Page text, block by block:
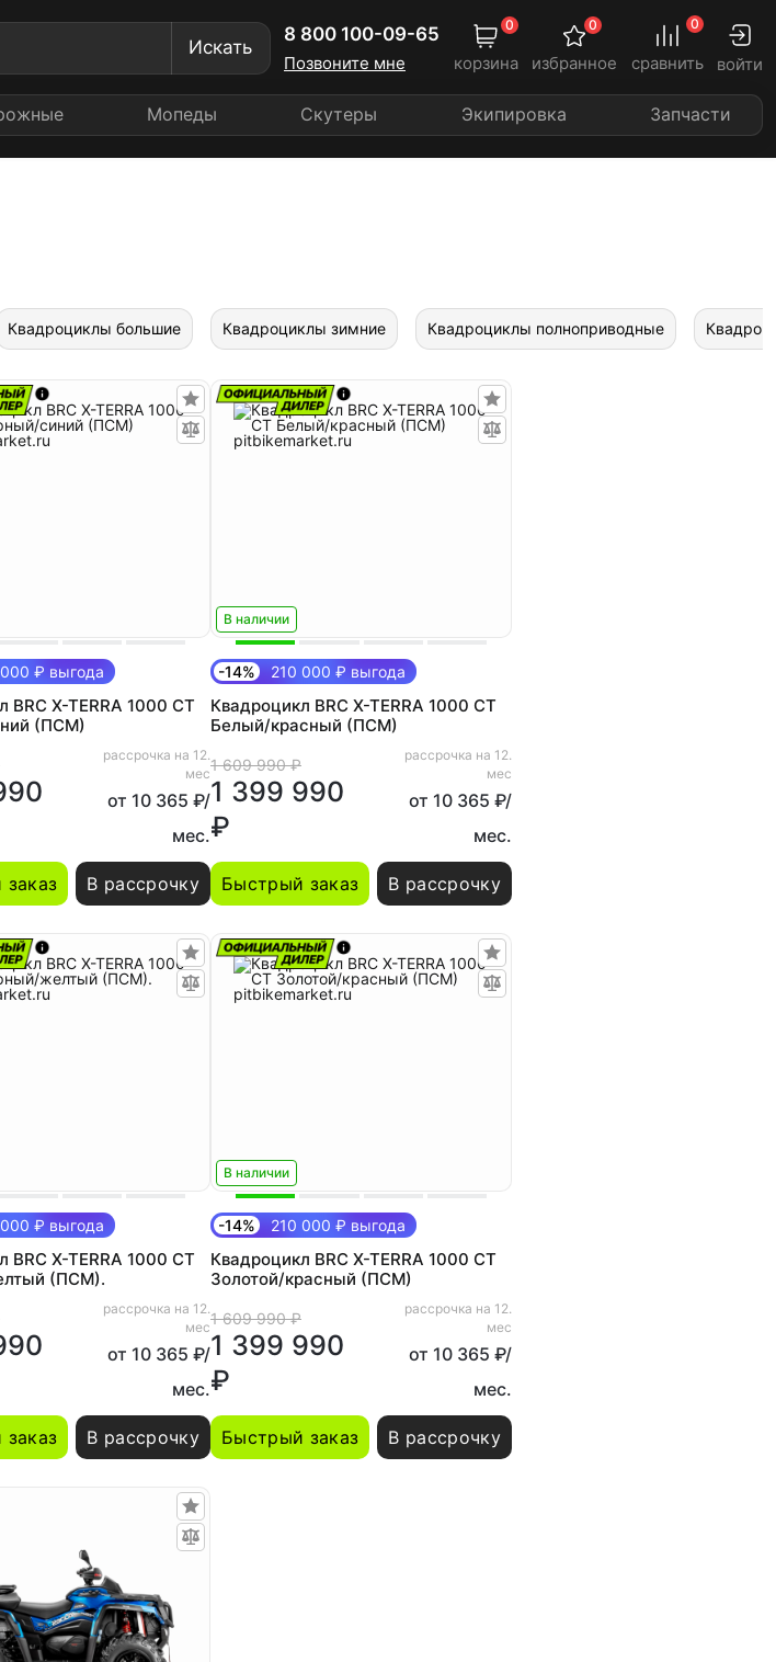
Искать
8 800 100-09-65
Позвоните мне корзина
0
избранное
0
сравнить
0
войти
Мопеды Скутеры Экипировка Запчасти
Квадроциклы большие Квадроциклы зимние Квадроциклы полноприводные
₽ выгода
BRC X-TERRA 1000 CT
(ПСМ)
рассрочка на 12.
мес
от 10 365 ₽/
мес.
В рассрочку
В наличии
-14% 210 000 ₽ выгода
Квадроцикл BRC X-TERRA 1000 CT
Белый/красный (ПСМ)
1 609 990 ₽
1 399 990
₽
рассрочка на 12.
мес
от 10 365 ₽/
мес.
Быстрый заказ В рассрочку
₽ выгода
BRC X-TERRA 1000 CT
(ПСМ).
рассрочка на 12.
мес
от 10 365 ₽/
мес.
В рассрочку
В наличии
-14% 210 000 ₽ выгода
Квадроцикл BRC X-TERRA 1000 CT
Золотой/красный (ПСМ)
1 609 990 ₽
1 399 990
₽
рассрочка на 12.
мес
от 10 365 ₽/
мес.
Быстрый заказ В рассрочку